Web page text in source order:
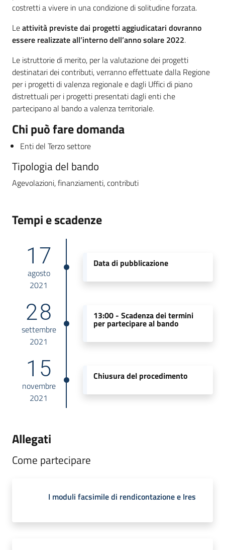
costretti a vivere in una condizione di solitudine forzata.
Leattività previste dai progetti aggiudicatari dovranno
essere realizzate all’interno dell’anno solare 2022.
Le istruttorie di merito, per la valutazione dei progetti
destinatari dei contributi, verranno effettuate dalla Regione
per i progetti di valenza regionale e dagli Uffici di piano
distrettuali per i progetti presentati dagli enti che
partecipano al bando a valenza territoriale.
Chi può fare domanda
Enti del Terzo settore
Tipologia del bando
Agevolazioni, finanziamenti, contributi
Tempi e scadenze
17
agosto
2021
Data di pubblicazione
28
settembre
2021
13:00 - Scadenza dei termini
per partecipare al bando
15
novembre
2021
Chiusura del procedimento
Allegati
Come partecipare
I moduli facsimile di rendicontazione e Ires